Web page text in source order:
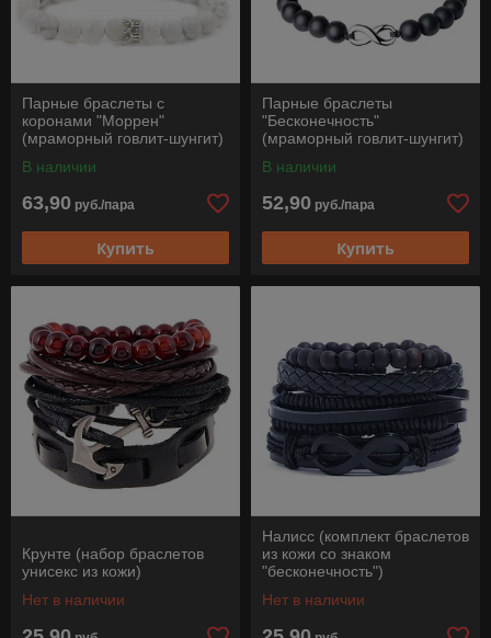
Парные браслеты с
коронами "Моррен"
(мраморный говлит-шунгит)
В наличии
63,90 руб./пара
Купить
Парные браслеты
"Бесконечность"
(мраморный говлит-шунгит)
В наличии
52,90 руб./пара
Купить
Крунте (набор браслетов
унисекс из кожи)
Нет в наличии
Налисс (комплект браслетов
из кожи со знаком
"бесконечность")
Нет в наличии